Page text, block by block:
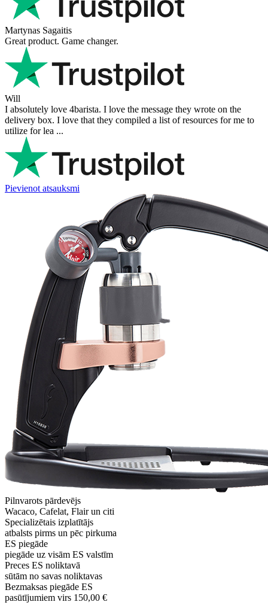
Ihor Zlobin
Fantastisk upplevelse från början till slut. Snabb leverans, mycket
bra kommunikation och produkter av hög kvalitet. Allt kom
välpackat och i perf ...
George Staf
Fast delivery. Good communication and feedback throughout the
order procedure and delivery.
Great product. Game changer.
I absolutely love 4barista. I love the message they wrote on the
delivery box. I love that they compiled a list of resources for me to
utilize for lea ...
Pievienot atsauksmi